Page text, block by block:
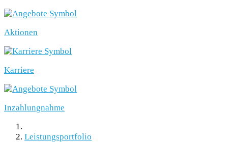
Aktionen
Karriere
Inzahlungnahme
Leistungsportfolio